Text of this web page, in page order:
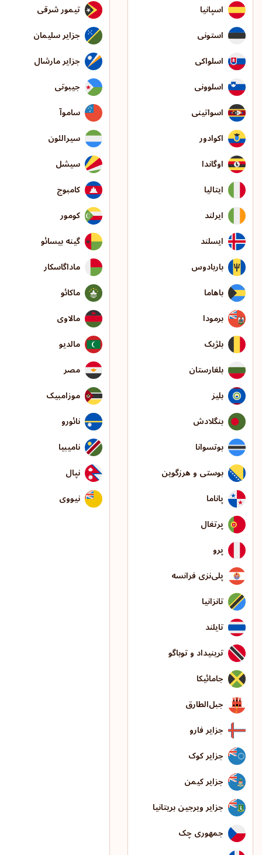
اسپانیا
استونی
اسلواکی
اسلوونی
اسواتینی
اکوادور
اوگاندا
ایتالیا
ایرلند
ایسلند
باربادوس
باهاما
برمودا
بلژیک
بلغارستان
بلیز
بنگلادش
بوتسوانا
بوستی و هرزگوین
پاناما
پرتغال
پرو
پلی‌نزی فرانسه
تانزانیا
تایلند
ترینیداد و توباگو
جامائیکا
جبل‌الطارق
جزایر فارو
جزایر کوک
جزایر کیمن
جزایر ویرجین بریتانیا
جمهوری چک
تیمور شرقی
جزایر سلیمان
جزایر مارشال
جیبوتی
ساموآ
سیرالئون
سیشل
کامبوج
کومور
گینه بیسائو
ماداگاسکار
ماکائو
مالاوی
مالدیو
مصر
موزامبیک
نائورو
نامیبیا
نپال
نیووی